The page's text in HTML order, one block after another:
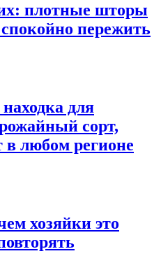
плотные шторы
пережить
для
сорт,
любом регионе
хозяйки это